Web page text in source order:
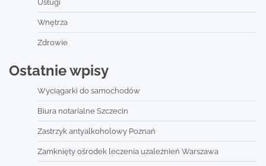
Usługi
Wnętrza
Zdrowie
Ostatnie wpisy
Wyciągarki do samochodów
Biura notarialne Szczecin
Zastrzyk antyalkoholowy Poznań
Zamknięty ośrodek leczenia uzależnień Warszawa